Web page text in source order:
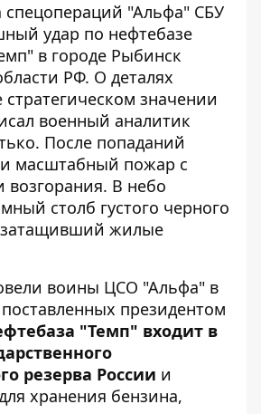
"Альфа" СБУ
удар по нефтебазе
в городе Рыбинск
РФ. О деталях
значении
военный аналитик
. После попаданий
масштабный пожар с
возгорания. В небо
столб густого черного
жилые
воины ЦСО "Альфа" в
президентом
"Темп" входит в
резерва России и
хранения бензина,